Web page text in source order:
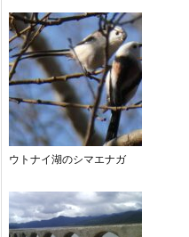
ウトナイ湖のシマエナガ